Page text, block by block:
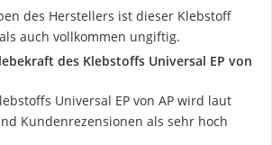
des Herstellers ist dieser Klebstoff
auch vollkommen ungiftig.
des Klebstoffs Universal EP von
Universal EP von AP wird laut
Kundenrezensionen als sehr hoch